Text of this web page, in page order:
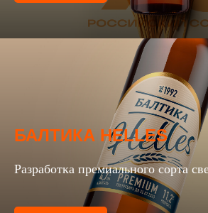
БАЛТИКА HELLES
Разработка премиального сорта